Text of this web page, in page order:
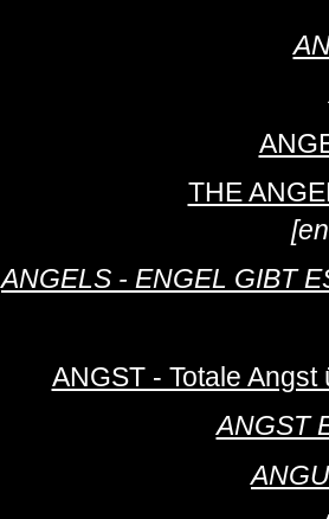
THE
ANGELS - ENGEL GIBT
ANGST - Totale
ANGST